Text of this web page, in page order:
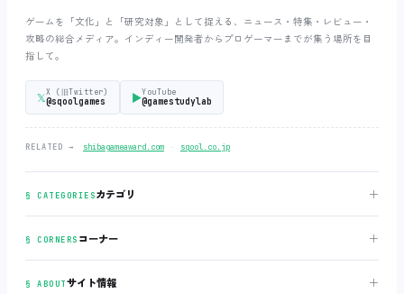
ゲームを「文化」と「研究対象」として捉える、ニュース・特集・レビュー・
攻略の総合メディア。インディー開発者からプロゲーマーまでが集う場所を目
指して。
𝕏 X (旧Twitter)
@sqoolgames ▶YouTube
@gamestudylab
RELATED → shibagameaward.com ‧ sqool.co.jp
§ CATEGORIESカテゴリ ＋
§ CORNERS コーナー ＋
§ ABOUTサイト情報 ＋